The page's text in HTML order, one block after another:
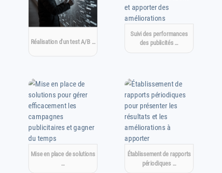
Réalisation d'un test A/B …
Suivi des performances
des publicités …
Mise en place de solutions
…
Établissement de rapports
périodiques …